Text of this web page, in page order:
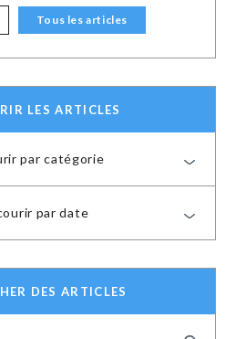
Tous les articles
LES ARTICLES
par catégorie
par date
DES ARTICLES